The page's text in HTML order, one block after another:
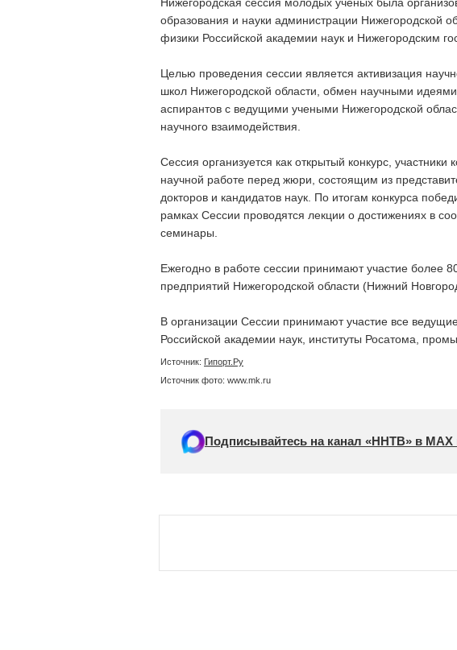
образования и науки администрации Нижегородской
физики Российской академии наук и Нижегородским
Целью проведения сессии является активизация
школ Нижегородской области, обмен научными
аспирантов с ведущими учеными Нижегородской
научного взаимодействия.
Сессия организуется как открытый конкурс,
научной работе перед жюри, состоящим из
докторов и кандидатов наук. По итогам конкурса
рамках Сессии проводятся лекции о достижениях в
семинары.
Ежегодно в работе сессии принимают участие более
предприятий Нижегородской области (Нижний
В организации Сессии принимают участие все
Российской академии наук, институты Росатома,
Источник: Гипорт.Ру
Источник фото: www.mk.ru
Подписывайтесь на канал «ННТВ» в МАХ